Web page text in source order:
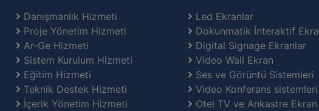
Danışmanlık Hizmeti
Proje Yönetim Hizmeti
Ar-Ge Hizmeti
Sistem Kurulum Hizmeti
Eğitim Hizmeti
Teknik Destek Hizmeti
İçerik Yönetim Hizmeti
Led Ekranlar
Dokunmatik İnteraktif
Digital Signage Ekranlar
Video Wall Ekran
Ses ve Görüntü Sistemleri
Video Konferans sistemleri
Otel TV ve Ankastre Ekran